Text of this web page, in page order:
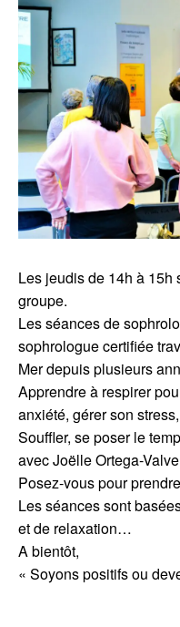
Les jeudis de 14h à
groupe.
Les séances de
sophrologue certifiée
Mer depuis plusieurs
Apprendre à respirer
anxiété, gérer son
Souffler, se poser le
avec Joëlle Ortega-
Posez-vous pour
Les séances sont
et de relaxation…
A bientôt,
« Soyons positifs ou